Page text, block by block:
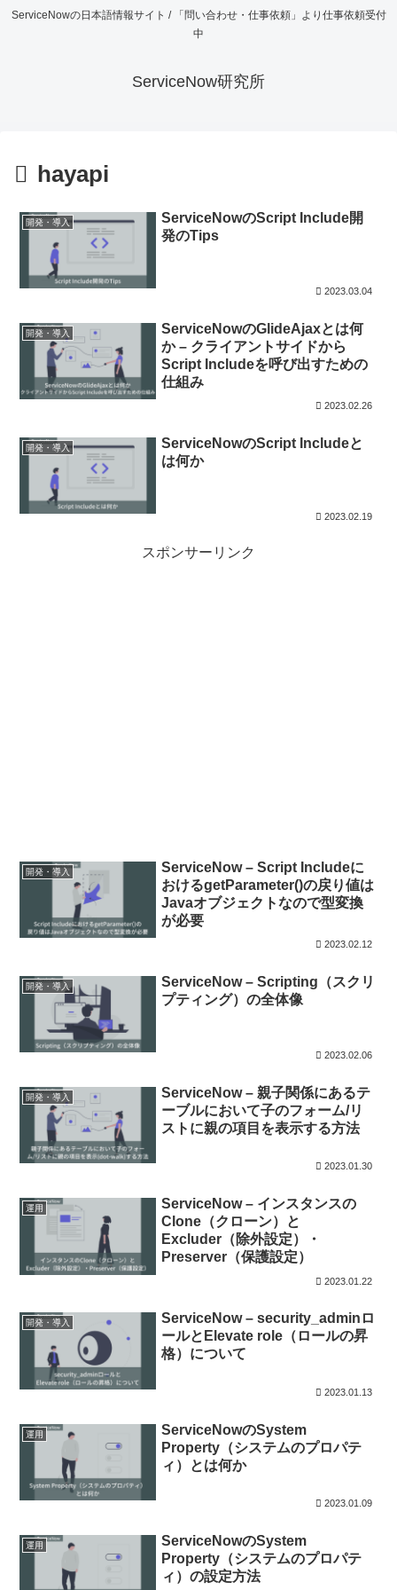
ServiceNowの日本語情報サイト / 「問い合わせ・仕事依頼」より仕事依頼受付
中
ServiceNow研究所
hayapi
開発・導入
ServiceNowのScript Include開
発のTips
2023.03.04
開発・導入
ServiceNowのGlideAjaxとは何
か – クライアントサイドから
Script Includeを呼び出すための
仕組み
2023.02.26
開発・導入
ServiceNowのScript Includeと
は何か
2023.02.19
スポンサーリンク
開発・導入
ServiceNow – Script Includeに
おけるgetParameter()の戻り値は
Javaオブジェクトなので型変換
が必要
2023.02.12
開発・導入
ServiceNow – Scripting（スクリ
プティング）の全体像
2023.02.06
開発・導入
ServiceNow – 親子関係にあるテ
ーブルにおいて子のフォーム/リ
ストに親の項目を表示する方法
2023.01.30
運用
ServiceNow – インスタンスの
Clone（クローン）と
Excluder（除外設定）・
Preserver（保護設定）
2023.01.22
開発・導入
ServiceNow – security_adminロ
ールとElevate role（ロールの昇
格）について
2023.01.13
運用
ServiceNowのSystem
Property（システムのプロパテ
ィ）とは何か
2023.01.09
運用
ServiceNowのSystem
Property（システムのプロパテ
ィ）の設定方法